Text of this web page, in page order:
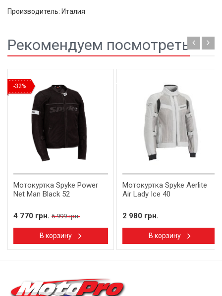
Производитель: Италия
Рекомендуем посмотреть
-32%
Мотокуртка Spyke Power
Net Man Black 52
4 770 грн. 6 999 грн.
В корзину
Новинка
Мотокуртка Spyke Aerlite
Air Lady Ice 40
2 980 грн.
В корзину